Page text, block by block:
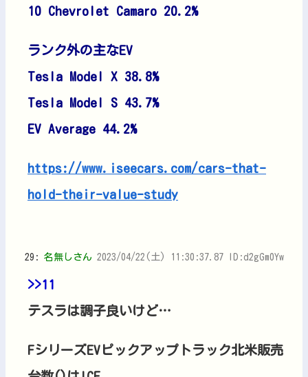
10 Chevrolet Camaro 20.2%
ランク外の主なEV
Tesla Model X 38.8%
Tesla Model S 43.7%
EV Average 44.2%
https://www.iseecars.com/cars-that-
hold-their-value-study
29: 名無しさん 2023/04/22(土) 11:30:37.87 ID:d2gGm0Yw
>>11
テスラは調子良いけど…
FシリーズEVピックアップトラック北米販売